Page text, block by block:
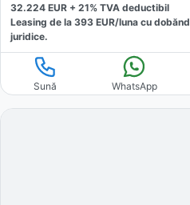
32.224 EUR + 21% TVA deductibil
Leasing de la 393 EUR/luna cu
juridice.
Sună WhatsApp